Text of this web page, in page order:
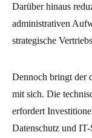
Darüber hinaus
administrativen
strategische
Dennoch bringt der
mit sich. Die
erfordert
Datenschutz und